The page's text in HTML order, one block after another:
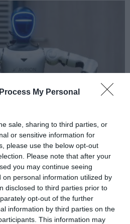
My Personal
sale, sharing to third parties, or
or sensitive information for
please use the below opt-out
Please note that after your
you may continue seeing
on personal information utilized by
disclosed to third parties prior to
opt-out of the further
information by third parties on the
This information may
ρομπότ ζητούν…
σε δρόμους